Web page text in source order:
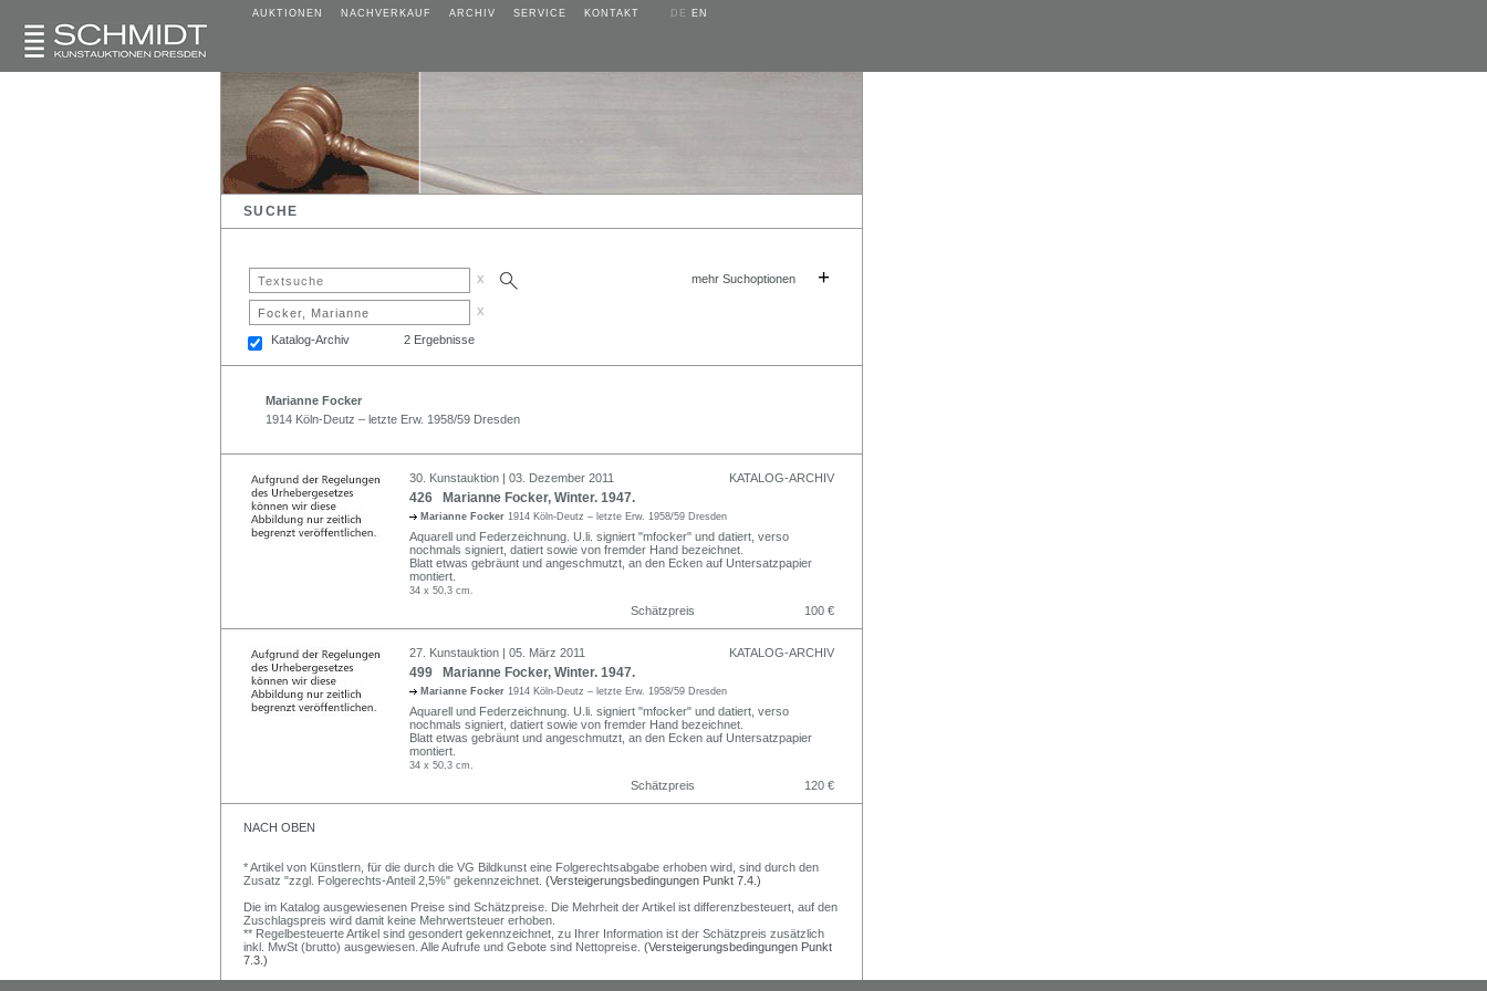
AUKTIONEN NACHVERKAUF ARCHIV SERVICE KONTAKT DE EN
SUCHE
x mehr Suchoptionen +
x
Katalog-Archiv 2 Ergebnisse
Marianne Focker
1914 Köln-Deutz – letzte Erw. 1958/59 Dresden
30. Kunstauktion | 03. Dezember 2011 KATALOG-ARCHIV
426 Marianne Focker, Winter. 1947.
Marianne Focker 1914 Köln-Deutz – letzte Erw. 1958/59 Dresden
Aquarell und Federzeichnung. U.li. signiert "mfocker" und datiert, verso
nochmals signiert, datiert sowie von fremder Hand bezeichnet.
Blatt etwas gebräunt und angeschmutzt, an den Ecken auf Untersatzpapier
montiert.
34 x 50,3 cm.
Schätzpreis 100 €
27. Kunstauktion | 05. März 2011 KATALOG-ARCHIV
499 Marianne Focker, Winter. 1947.
Marianne Focker 1914 Köln-Deutz – letzte Erw. 1958/59 Dresden
Aquarell und Federzeichnung. U.li. signiert "mfocker" und datiert, verso
nochmals signiert, datiert sowie von fremder Hand bezeichnet.
Blatt etwas gebräunt und angeschmutzt, an den Ecken auf Untersatzpapier
montiert.
34 x 50,3 cm.
Schätzpreis 120 €
NACH OBEN
* Artikel von Künstlern, für die durch die VG Bildkunst eine Folgerechtsabgabe erhoben wird, sind durch den
Zusatz "zzgl. Folgerechts-Anteil 2,5%" gekennzeichnet. (Versteigerungsbedingungen Punkt 7.4.)
Die im Katalog ausgewiesenen Preise sind Schätzpreise. Die Mehrheit der Artikel ist differenzbesteuert, auf den
Zuschlagspreis wird damit keine Mehrwertsteuer erhoben.
** Regelbesteuerte Artikel sind gesondert gekennzeichnet, zu Ihrer Information ist der Schätzpreis zusätzlich
inkl. MwSt (brutto) ausgewiesen. Alle Aufrufe und Gebote sind Nettopreise. (Versteigerungsbedingungen Punkt
7.3.)